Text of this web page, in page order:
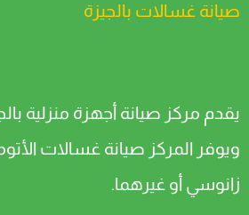
صيانة غسالات بالجيزة
يقدم مركز صيانة أجهزة منزلية
ويوفر المركز صيانة غسالات
زانوسي أو غيرهما.